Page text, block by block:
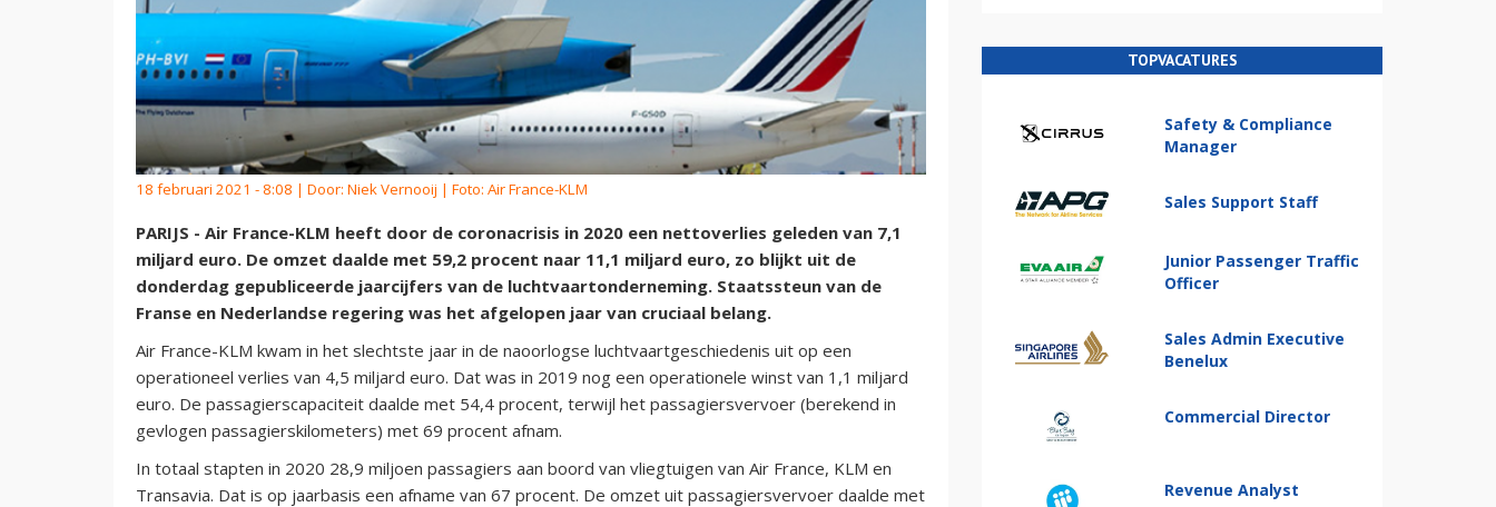
18 februari 2021 - 8:08 | Door: Niek Vernooij | Foto: Air France-KLM
PARIJS - Air France-KLM heeft door de coronacrisis in 2020 een nettoverlies geleden van 7,1
miljard euro. De omzet daalde met 59,2 procent naar 11,1 miljard euro, zo blijkt uit de
donderdag gepubliceerde jaarcijfers van de luchtvaartonderneming. Staatssteun van de
Franse en Nederlandse regering was het afgelopen jaar van cruciaal belang.
Air France-KLM kwam in het slechtste jaar in de naoorlogse luchtvaartgeschiedenis uit op een
operationeel verlies van 4,5 miljard euro. Dat was in 2019 nog een operationele winst van 1,1 miljard
euro. De passagierscapaciteit daalde met 54,4 procent, terwijl het passagiersvervoer (berekend in
gevlogen passagierskilometers) met 69 procent afnam.
In totaal stapten in 2020 28,9 miljoen passagiers aan boord van vliegtuigen van Air France, KLM en
Transavia. Dat is op jaarbasis een afname van 67 procent. De omzet uit passagiersvervoer daalde met
TOPVACATURES
Safety & Compliance
Manager
Sales Support Staff
Junior Passenger Traffic
Officer
Sales Admin Executive
Benelux
Commercial Director
Revenue Analyst